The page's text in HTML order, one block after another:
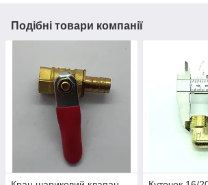
Подібні товари компанії